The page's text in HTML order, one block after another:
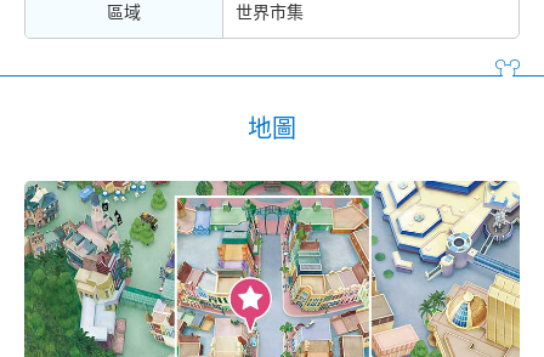
區域 世界市集
地圖